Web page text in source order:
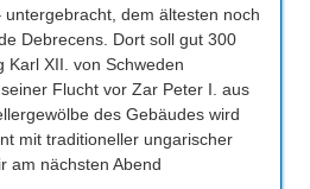
untergebracht, dem ältesten noch
Debrecens. Dort soll gut 300
Karl XII. von Schweden
Flucht vor Zar Peter I. aus
des Gebäudes wird
mit traditioneller ungarischer
am nächsten Abend